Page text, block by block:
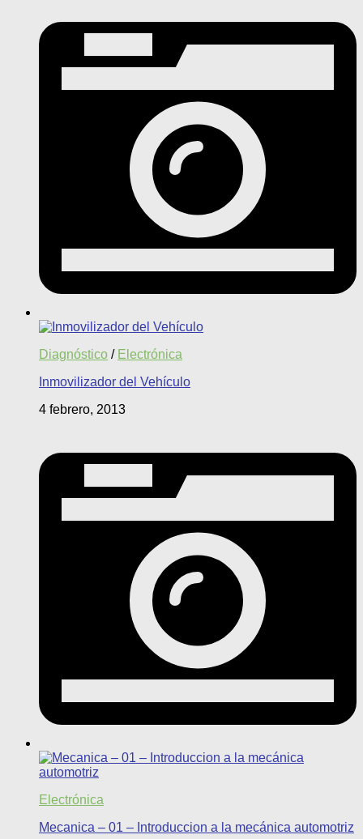
Diagnóstico / Electrónica
Inmovilizador del Vehículo
4 febrero, 2013
Electrónica
Mecanica – 01 – Introduccion a la mecánica automotriz